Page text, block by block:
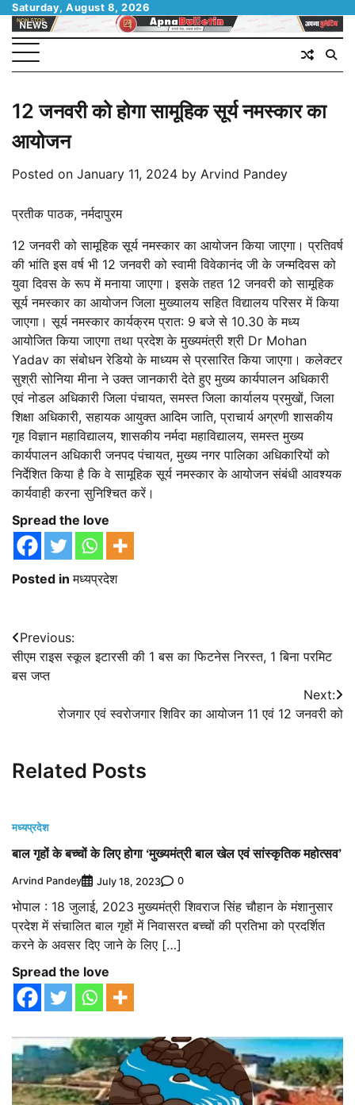
Skip
content
Saturday, August 8, 2026
12 जनवरी को होगा सामूहिक सूर्य नमस्कार का
आयोजन
Posted on January 11, 2024 by Arvind Pandey
प्रतीक पाठक, नर्मदापुरम
12 जनवरी को सामूहिक सूर्य नमस्कार का आयोजन किया जाएगा। प्रतिवर्ष
की भांति इस वर्ष भी 12 जनवरी को स्वामी विवेकानंद जी के जन्मदिवस को
युवा दिवस के रूप में मनाया जाएगा। इसके तहत 12 जनवरी को सामूहिक
सूर्य नमस्कार का आयोजन जिला मुख्यालय सहित विद्यालय परिसर में किया
जाएगा। सूर्य नमस्कार कार्यक्रम प्रात: 9 बजे से 10.30 के मध्य
आयोजित किया जाएगा तथा प्रदेश के मुख्यमंत्री श्री Dr Mohan
Yadav का संबोधन रेडियो के माध्यम से प्रसारित किया जाएगा। कलेक्टर
सुश्री सोनिया मीना ने उक्त जानकारी देते हुए मुख्य कार्यपालन अधिकारी
एवं नोडल अधिकारी जिला पंचायत, समस्त जिला कार्यालय प्रमुखों, जिला
शिक्षा अधिकारी, सहायक आयुक्त आदिम जाति, प्राचार्य अग्रणी शासकीय
गृह विज्ञान महाविद्यालय, शासकीय नर्मदा महाविद्यालय, समस्त मुख्य
कार्यपालन अधिकारी जनपद पंचायत, मुख्य नगर पालिका अधिकारियों को
निर्देशित किया है कि वे सामूहिक सूर्य नमस्कार के आयोजन संबंधी आवश्यक
कार्यवाही करना सुनिश्चित करें।
Spread the love
Posted inमध्यप्रदेश
Post
navigation
Previous:
सीएम राइस स्कूल इटारसी की 1 बस का फिटनेस निरस्त, 1 बिना परमिट
बस जप्त
Next:
रोजगार एवं स्वरोजगार शिविर का आयोजन 11 एवं 12 जनवरी को
Related Posts
मध्यप्रदेश
बाल गृहों के बच्चों के लिए होगा ‘मुख्यमंत्री बाल खेल एवं सांस्कृतिक महोत्सव’
Arvind Pandey July 18, 2023 0
भोपाल : 18 जुलाई, 2023 मुख्यमंत्री शिवराज सिंह चौहान के मंशानुसार
प्रदेश में संचालित बाल गृहों में निवासरत बच्चों की प्रतिभा को प्रदर्शित
करने के अवसर दिए जाने के लिए […]
Spread the love